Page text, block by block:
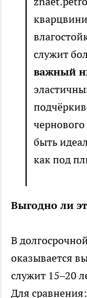
служит
важный
быть
как под
Выгодно ли
В
оказывается
служит 15–20
Для